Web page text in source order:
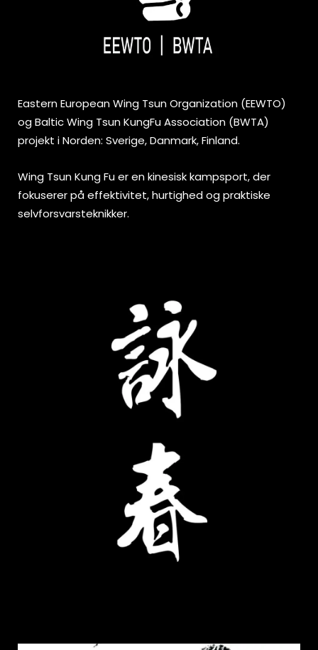
Eastern European Wing Tsun Organization (EEWTO)
og Baltic Wing Tsun KungFu Association (BWTA)
projekt i Norden: Sverige, Danmark, Finland.
Wing Tsun Kung Fu er en kinesisk kampsport, der
fokuserer på effektivitet, hurtighed og praktiske
selvforsvarsteknikker.